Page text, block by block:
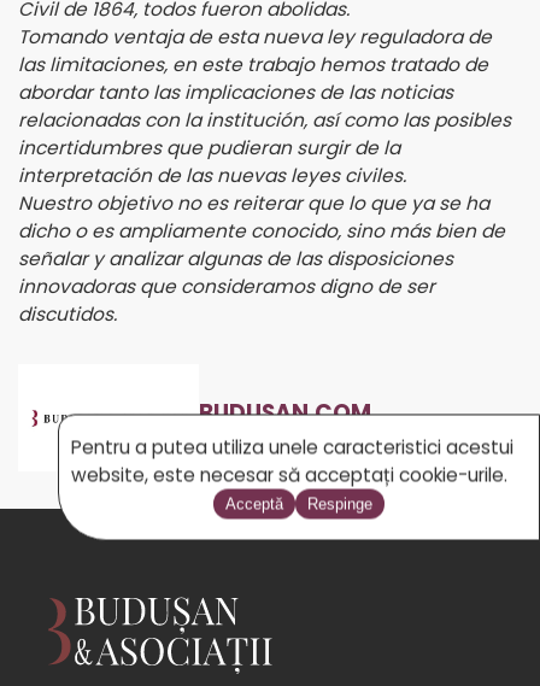
Civil de 1864, todos fueron abolidas.
Tomando ventaja de esta nueva ley reguladora de
las limitaciones, en este trabajo hemos tratado de
abordar tanto las implicaciones de las noticias
relacionadas con la institución, así como las posibles
incertidumbres que pudieran surgir de la
interpretación de las nuevas leyes civiles.
Nuestro objetivo no es reiterar que lo que ya se ha
dicho o es ampliamente conocido, sino más bien de
señalar y analizar algunas de las disposiciones
innovadoras que consideramos digno de ser
discutidos.
BUDUSAN.COM
Pentru a putea utiliza unele caracteristici acestui
website, este necesar să acceptați cookie-urile.
Acceptă Respinge